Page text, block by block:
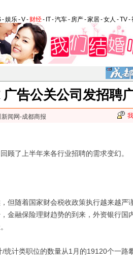
-娱乐-V- 财经- IT-汽车- 房产-家居-女人 -TV-
告公关公司发招聘
闻网-成都商报
了上半年来各行业招聘的需求变幻。
随着国家财会税收政策执行越来越严
金融保险理财趋势的到来，外资银行国
计类职位的数量从1月的19120个一路